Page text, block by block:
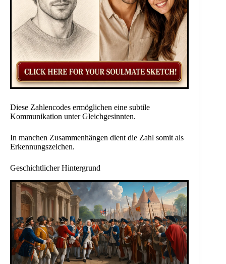
Diese Zahlencodes ermöglichen eine subtile
Kommunikation unter Gleichgesinnten.
In manchen Zusammenhängen dient die Zahl somit als
Erkennungszeichen.
Geschichtlicher Hintergrund